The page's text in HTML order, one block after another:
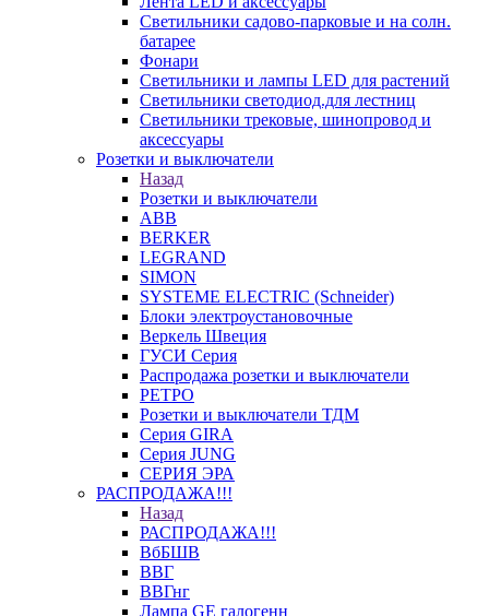
Светильники садово-парковые и на солн.
батарее
Фонари
Светильники и лампы LED для растений
Светильники светодиод.для лестниц
Светильники трековые, шинопровод и
аксессуары
Розетки и выключатели
Назад
Розетки и выключатели
ABB
BERKER
LEGRAND
SIMON
SYSTEME ELECTRIC (Schneider)
Блоки электроустановочные
Веркель Швеция
ГУСИ Серия
Распродажа розетки и выключатели
РЕТРО
Розетки и выключатели ТДМ
Серия GIRA
Серия JUNG
СЕРИЯ ЭРА
РАСПРОДАЖА!!!
Назад
РАСПРОДАЖА!!!
ВбБШВ
ВВГ
ВВГнг
Лампа GE галогенн